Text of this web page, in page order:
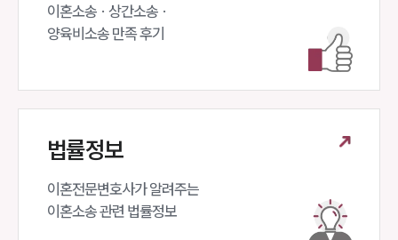
이혼소송 · 상간소송 ·
양육비소송 만족 후기
법률정보
이혼전문변호사가 알려주는
이혼소송 관련 법률정보